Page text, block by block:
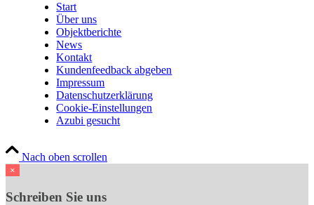
Start
Über uns
Objektberichte
News
Kontakt
Kundenfeedback abgeben
Impressum
Datenschutzerklärung
Cookie-Einstellungen
Azubi gesucht
Nach oben scrollen
×
Schreiben Sie uns